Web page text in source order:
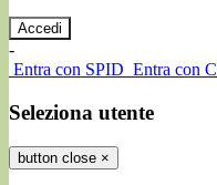
-
Entra con SPID Entra con
Seleziona utente
button close ×